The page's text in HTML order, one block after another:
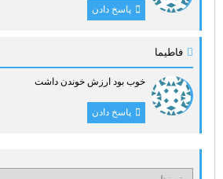
پاسخ دادن
فاطیما
خوب بود ارزش خوندن داشت
پاسخ دادن